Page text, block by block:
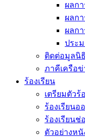
ผลก
ผลก
ผลก
ประม
ติดต่อมูลนิธิ
ภาคีเครือข่
ร้องเรียน
เตรียมตัวร้
ร้องเรียนอ
ร้องเรียนช่
ตัวอย่างห